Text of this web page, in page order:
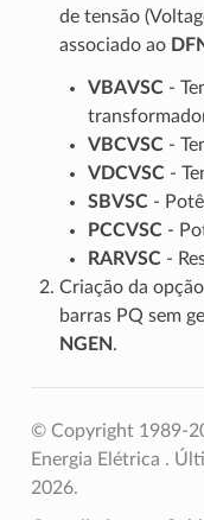
de tensão
associado ao
VBAVSC-
VBCVSC-
VDCVSC-
SBVSC-
PCCVSC-
RARVSC-
Criação da
barras PQ sem
NGEN.
© Copyright 1989-
Energia Elétrica .
2026.